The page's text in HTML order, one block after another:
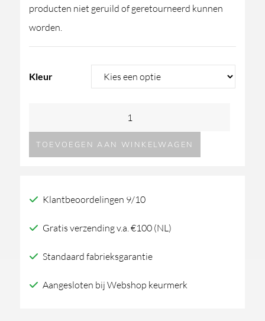
producten niet geruild of geretourneerd kunnen
worden.
Kleur
Storage
unit
TOEVOEGEN AAN WINKELWAGEN
Klantbeoordelingen 9/10
Gratis verzending v.a. €100 (NL)
Standaard fabrieksgarantie
Aangesloten bij Webshop keurmerk